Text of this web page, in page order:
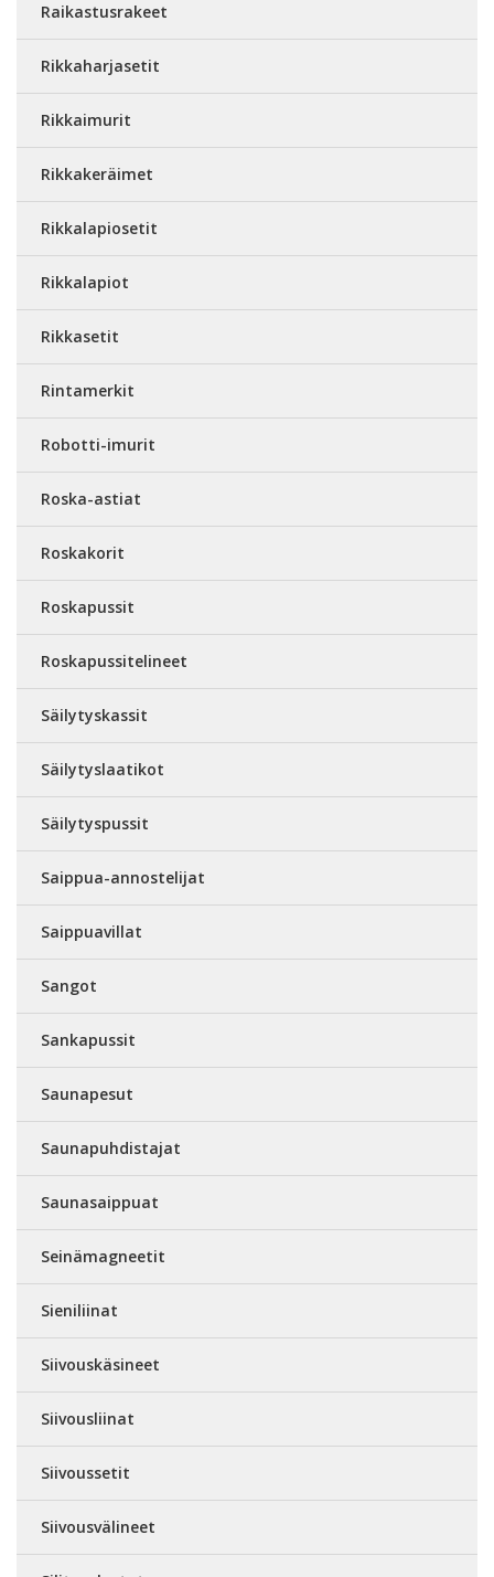
Raikastusrakeet
Rikkaharjasetit
Rikkaimurit
Rikkakeräimet
Rikkalapiosetit
Rikkalapiot
Rikkasetit
Rintamerkit
Robotti-imurit
Roska-astiat
Roskakorit
Roskapussit
Roskapussitelineet
Säilytyskassit
Säilytyslaatikot
Säilytyspussit
Saippua-annostelijat
Saippuavillat
Sangot
Sankapussit
Saunapesut
Saunapuhdistajat
Saunasaippuat
Seinämagneetit
Sieniliinat
Siivouskäsineet
Siivousliinat
Siivoussetit
Siivousvälineet